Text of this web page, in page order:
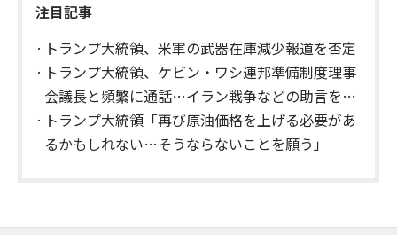
注目記事
トランプ大統領、米軍の武器在庫減少報道を否定
トランプ大統領、ケビン・ワシ連邦準備制度理事
会議長と頻繁に通話…イラン戦争などの助言を求
める
トランプ大統領「再び原油価格を上げる必要があ
るかもしれない…そうならないことを願う」